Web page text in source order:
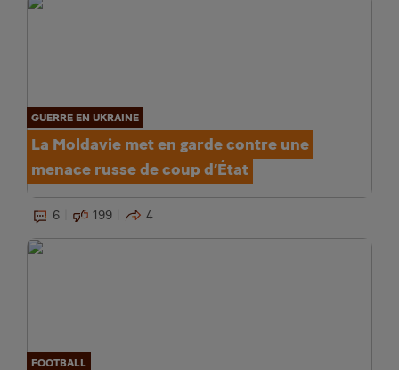
GUERRE EN UKRAINE
La Moldavie met en garde contre une
menace russe de coup d’État
6 199 4
FOOTBALL